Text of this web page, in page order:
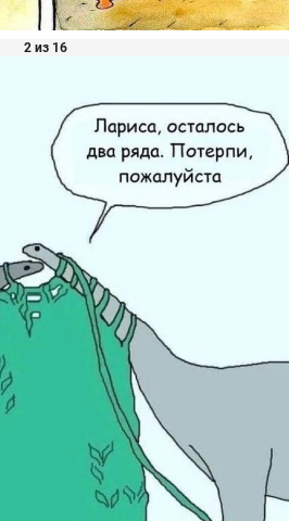
2 из 16